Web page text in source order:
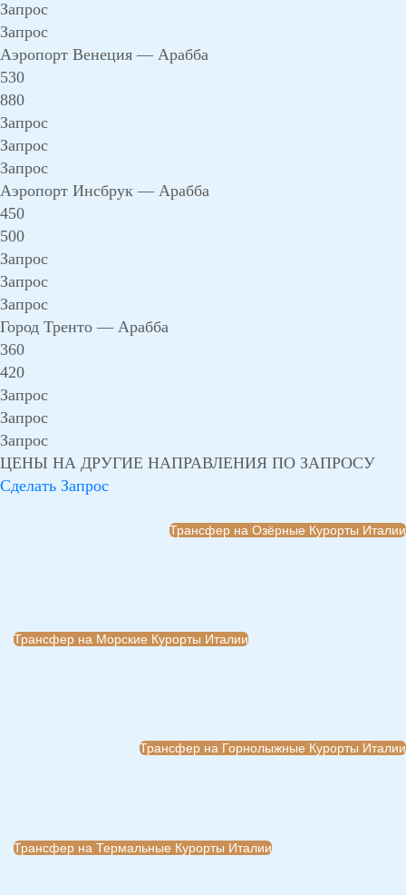
Запрос
Запрос
Аэропорт Венеция — Арабба
530
880
Запрос
Запрос
Запрос
Аэропорт Инсбрук — Арабба
450
500
Запрос
Запрос
Запрос
Город Тренто — Арабба
360
420
Запрос
Запрос
Запрос
ЦЕНЫ НА ДРУГИЕ НАПРАВЛЕНИЯ ПО ЗАПРОСУ
Сделать Запрос
Трансфер на Озёрные Курорты Италии
Трансфер на Морские Курорты Италии
Трансфер на Горнолыжные Курорты Италии
Трансфер на Термальные Курорты Италии